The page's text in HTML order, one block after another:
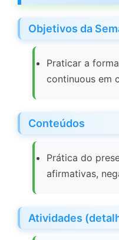
Objetivos da
Praticar a
continuous em
Conteúdos
Prática do
afirmativas,
Atividades